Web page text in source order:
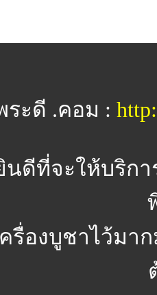
ระดี .คอม :
นดีที่จะให้บริก
ครื่องบูชาไว้ม